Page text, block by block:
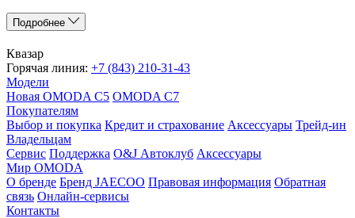
Подробнее
Квазар
Горячая линия: +7 (843) 210-31-43
Модели
Новая OMODA C5 OMODA C7
Покупателям
Выбор и покупка Кредит и страхование Аксессуары Трейд-ин
Владельцам
Сервис Поддержка O&J Автоклуб Аксессуары
Мир OMODA
О бренде Бренд JAECOO Правовая информация Обратная
связь Онлайн-сервисы
Контакты